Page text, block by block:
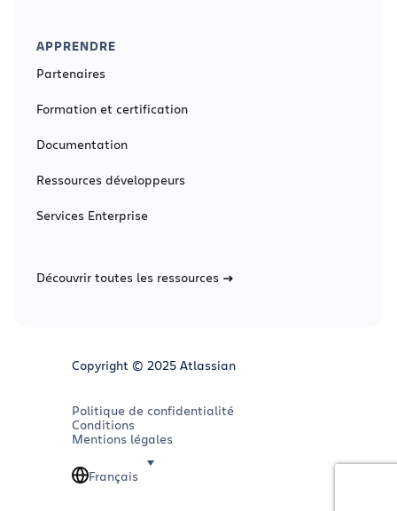
APPRENDRE
Partenaires
Formation et certification
Documentation
Ressources développeurs
Services Enterprise
Découvrir toutes les ressources
Copyright © 2025 Atlassian
Politique de confidentialité
Conditions
Mentions légales